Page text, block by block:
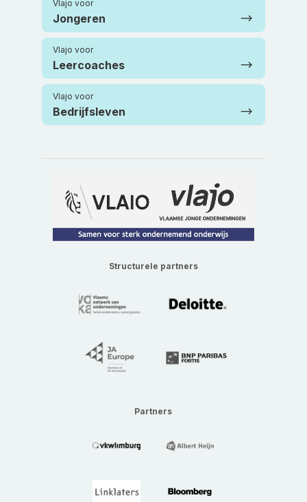
Vlajo voor
Jongeren
Vlajo voor
Leercoaches
Vlajo voor
Bedrijfsleven
Structurele partners
Partners